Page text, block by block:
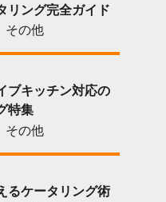
リング完全ガイド
その他
ブキッチン対応の
特集
その他
るケータリング術